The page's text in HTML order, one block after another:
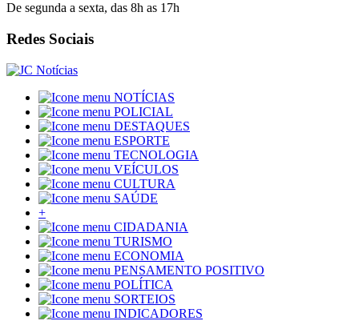
De segunda a sexta, das 8h as 17h
Redes Sociais
NOTÍCIAS
POLICIAL
DESTAQUES
ESPORTE
TECNOLOGIA
VEÍCULOS
CULTURA
SAÚDE
+
CIDADANIA
TURISMO
ECONOMIA
PENSAMENTO POSITIVO
POLÍTICA
SORTEIOS
INDICADORES